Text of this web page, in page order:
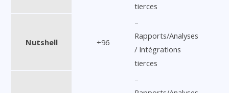
tierces
Nutshell +96
–
Rapports/Analyses
/ Intégrations
tierces
–